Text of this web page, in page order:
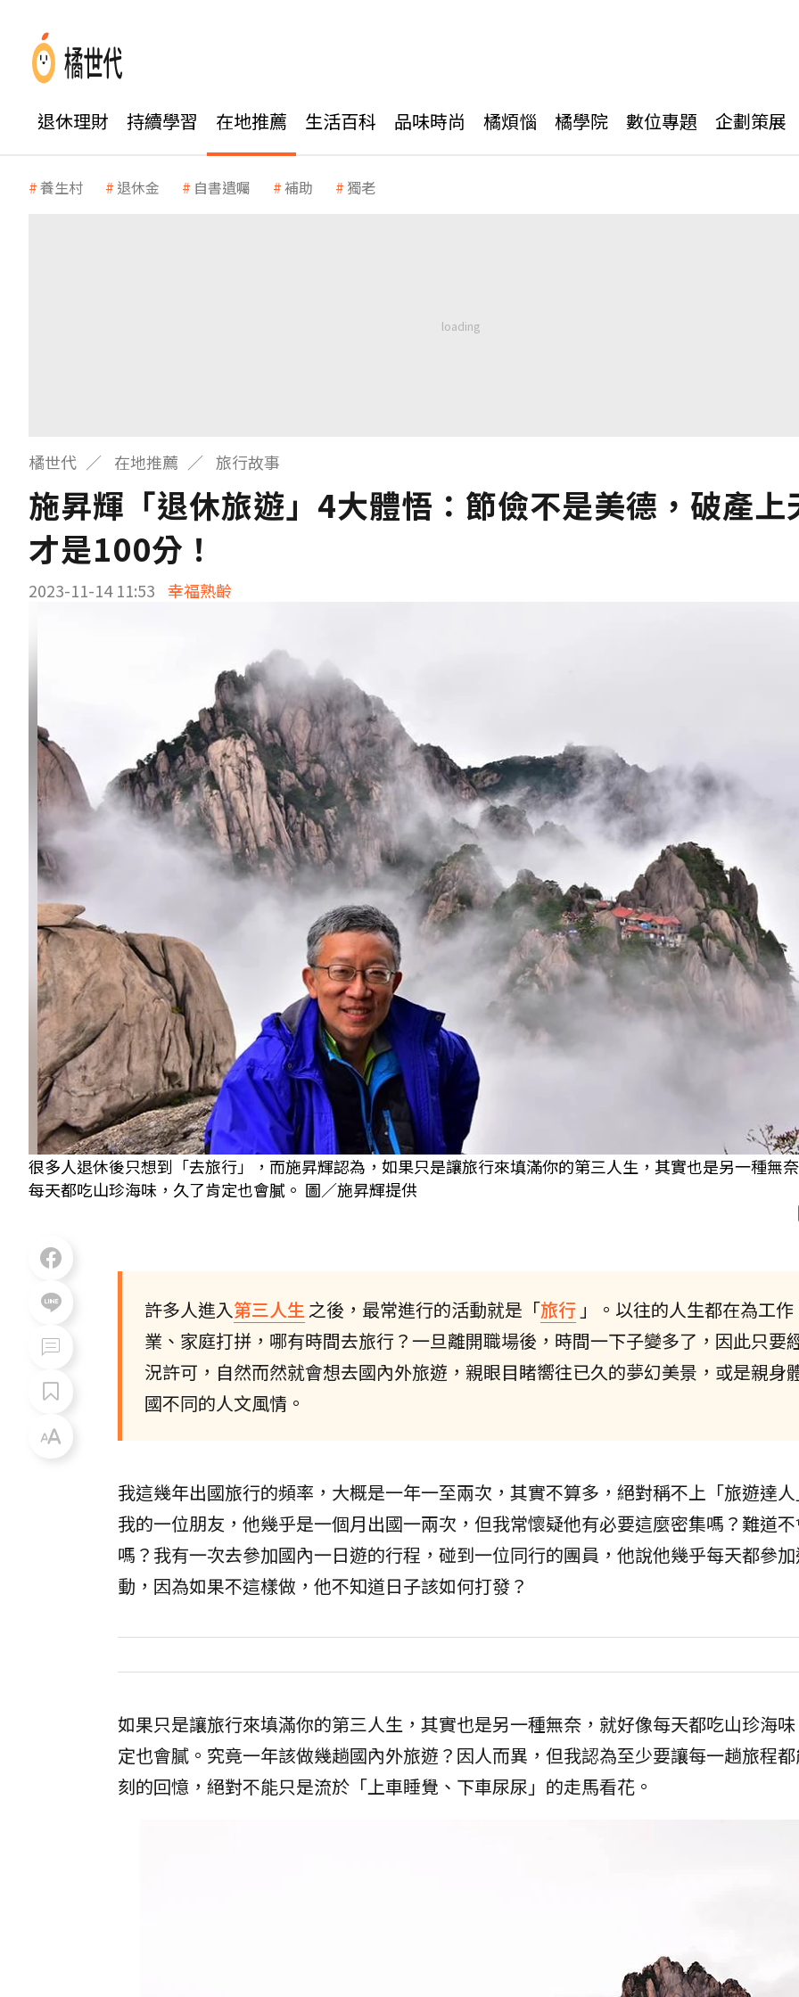
退休理財 持續學習 在地推薦 生活百科 品味時尚 橘煩惱 橘學院 數位專題 企劃策展
養生村 退休金 自書遺囑 補助 獨老
橘世代 在地推薦 旅行故事
施昇輝「退休旅遊」4大體悟：節儉不是美德，破產上
才是100分！
2023-11-14 11:53 幸福熟齡
很多人退休後只想到「去旅行」，而施昇輝認為，如果只是讓旅行來填滿你的第三人生，其實也是另一種無
每天都吃山珍海味，久了肯定也會膩。 圖／施昇輝提供
許多人進入第三人生 之後，最常進行的活動就是「旅行 」。以往的人生都在為工
業、家庭打拼，哪有時間去旅行？一旦離開職場後，時間一下子變多了，因此只要
況許可，自然而然就會想去國內外旅遊，親眼目睹嚮往已久的夢幻美景，或是親身
國不同的人文風情。
我這幾年出國旅行的頻率，大概是一年一至兩次，其實不算多，絕對稱不上「旅遊達
我的一位朋友，他幾乎是一個月出國一兩次，但我常懷疑他有必要這麼密集嗎？難道
嗎？我有一次去參加國內一日遊的行程，碰到一位同行的團員，他說他幾乎每天都參
動，因為如果不這樣做，他不知道日子該如何打發？
如果只是讓旅行來填滿你的第三人生，其實也是另一種無奈，就好像每天都吃山珍海
定也會膩。究竟一年該做幾趟國內外旅遊？因人而異，但我認為至少要讓每一趟旅程
刻的回憶，絕對不能只是流於「上車睡覺、下車尿尿」的走馬看花。